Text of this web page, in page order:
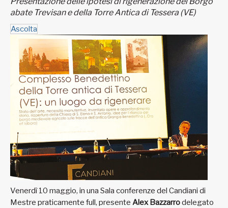
abate Trevisan e della Torre Antica di Tessera (VE)
Ascolta
Venerdì 10 maggio, in una Sala conferenze del Candiani di
Mestre praticamente full, presente Alex Bazzarrodelegato